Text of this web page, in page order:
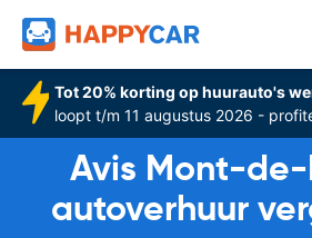
Tot 20% korting op huurauto's
loopt t/m 11 augustus 2026 -
Avis Mont-
autoverhuur